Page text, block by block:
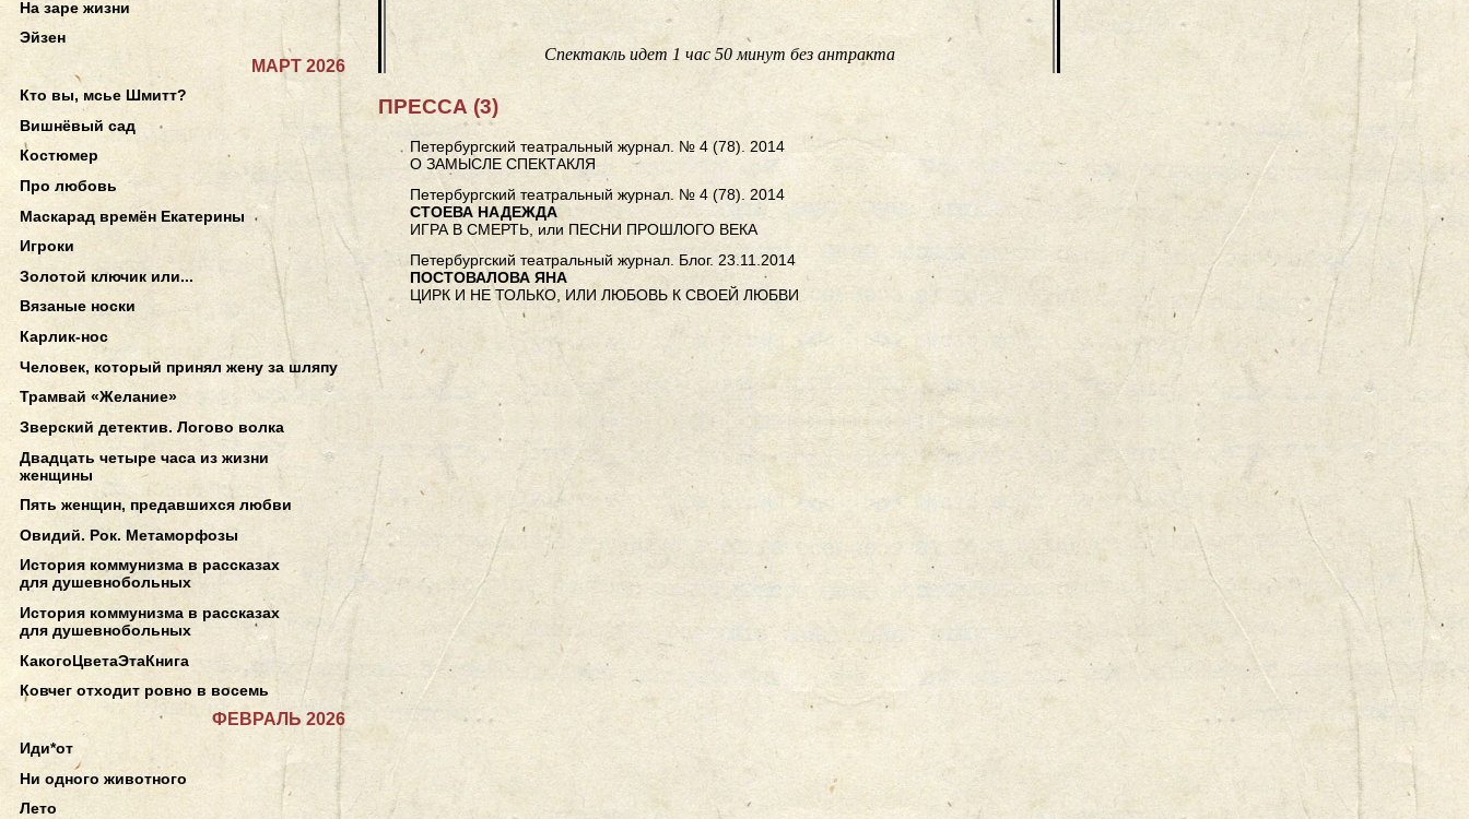
Спектакль идет 1 час 50 минут без антракта
ПРЕССА (3)
Петербургский театральный журнал. № 4 (78). 2014
О ЗАМЫСЛЕ СПЕКТАКЛЯ
Петербургский театральный журнал. № 4 (78). 2014
СТОЕВА НАДЕЖДА
ИГРА В СМЕРТЬ, или ПЕСНИ ПРОШЛОГО ВЕКА
Петербургский театральный журнал. Блог. 23.11.2014
ПОСТОВАЛОВА ЯНА
ЦИРК И НЕ ТОЛЬКО, ИЛИ ЛЮБОВЬ К СВОЕЙ ЛЮБВИ
На заре жизни
Эйзен
МАРТ 2026
Кто вы, мсье Шмитт?
Вишнёвый сад
Костюмер
Про любовь
Маскарад времён Екатерины
Игроки
Золотой ключик или...
Вязаные носки
Карлик-нос
Человек, который принял жену за шляпу
Трамвай «Желание»
Зверский детектив. Логово волка
Двадцать четыре часа из жизни
женщины
Пять женщин, предавшихся любви
Овидий. Рок. Метаморфозы
История коммунизма в рассказах
для душевнобольных
История коммунизма в рассказах
для душевнобольных
КакогоЦветаЭтаКнига
Ковчег отходит ровно в восемь
ФЕВРАЛЬ 2026
Иди*от
Ни одного животного
Лето